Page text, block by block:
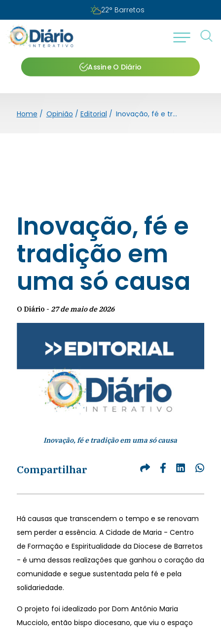
22° Barretos
Assine O Diário
Home / Opinião / Editorial / Inovação, fé e tradição em uma só causa
Inovação, fé e
tradição em
uma só causa
O Diário - 27 de maio de 2026
Inovação, fé e tradição em uma só causa
Compartilhar
Há causas que transcendem o tempo e se renovam
sem perder a essência. A Cidade de Maria - Centro
de Formação e Espiritualidade da Diocese de Barretos
- é uma dessas realizações que ganhou o coração da
comunidade e segue sustentada pela fé e pela
solidariedade.
O projeto foi idealizado por Dom Antônio Maria
Mucciolo, então bispo diocesano, que viu o espaço